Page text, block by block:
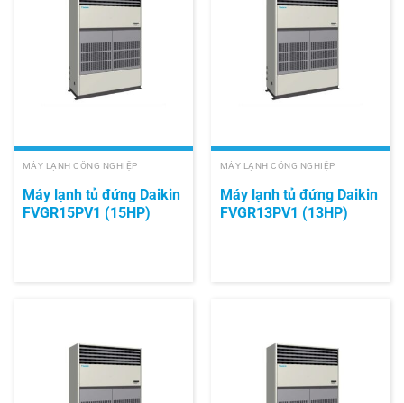
MÁY LẠNH CÔNG NGHIỆP
Máy lạnh tủ đứng Daikin
FVGR15PV1 (15HP)
MÁY LẠNH CÔNG NGHIỆP
Máy lạnh tủ đứng Daikin
FVGR13PV1 (13HP)